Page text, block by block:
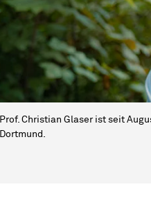
Prof. Christian Glaser ist seit
Dortmund.